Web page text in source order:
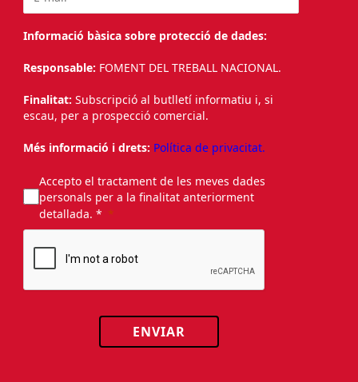
Informació bàsica sobre protecció de dades:
Responsable: FOMENT DEL TREBALL NACIONAL.
Finalitat: Subscripció al butlletí informatiu i, si
escau, per a prospecció comercial.
Més informació i drets: Política de privacitat.
Accepto el tractament de les meves dades
personals per a la finalitat anteriorment
detallada. *
ENVIAR